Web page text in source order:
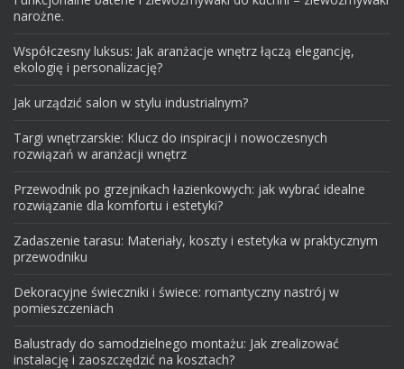
narożne.
Współczesny luksus: Jak aranżacje wnętrz łączą elegancję,
ekologię i personalizację?
Jak urządzić salon w stylu industrialnym?
Targi wnętrzarskie: Klucz do inspiracji i nowoczesnych
rozwiązań w aranżacji wnętrz
Przewodnik po grzejnikach łazienkowych: jak wybrać idealne
rozwiązanie dla komfortu i estetyki?
Zadaszenie tarasu: Materiały, koszty i estetyka w praktycznym
przewodniku
Dekoracyjne świeczniki i świece: romantyczny nastrój w
pomieszczeniach
Balustrady do samodzielnego montażu: Jak zrealizować
instalację i zaoszczędzić na kosztach?